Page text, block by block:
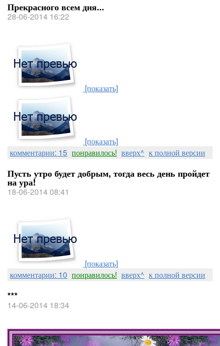
Прекрасного всем дня...
28-06-2014 16:22
[показать]
[показать]
комментарии: 15 понравилось! вверх^ к полной версии
Пусть утро будет добрым, тогда весь день пройдет
на ура!
18-06-2014 08:41
[показать]
комментарии: 10 понравилось! вверх^ к полной версии
***
14-06-2014 18:34